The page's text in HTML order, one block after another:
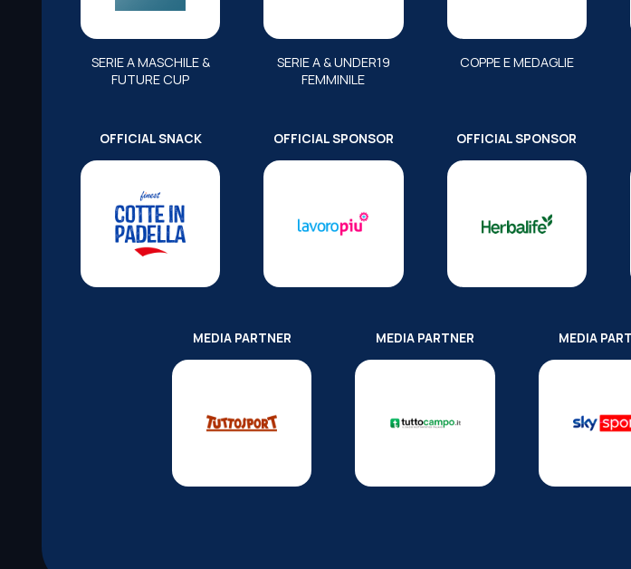
SERIE A MASCHILE &
FUTURE CUP
SERIE A & UNDER19
FEMMINILE
COPPE E MEDAGLIE
OFFICIAL SNACK OFFICIAL SPONSOR OFFICIAL SPONSOR
MEDIA PARTNER MEDIA PARTNER MEDIA